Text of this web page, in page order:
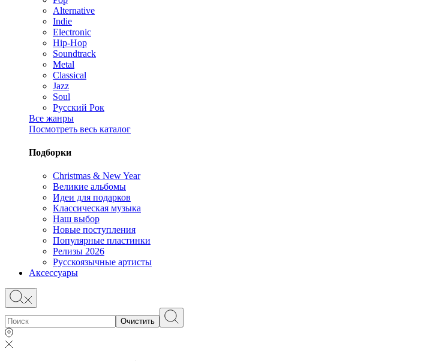
Alternative
Indie
Electronic
Hip-Hop
Soundtrack
Metal
Classical
Jazz
Soul
Русский Рок
Все жанры
Посмотреть весь каталог
Подборки
Christmas & New Year
Великие альбомы
Идеи для подарков
Классическая музыка
Наш выбор
Новые поступления
Популярные пластинки
Релизы 2026
Русскоязычные артисты
Аксессуары
Очистить